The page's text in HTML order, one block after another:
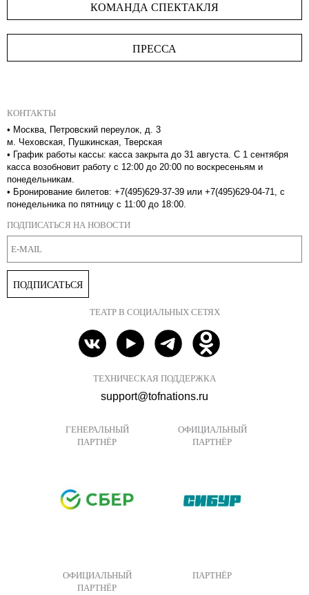
КОМАНДА СПЕКТАКЛЯ
ПРЕССА
КОНТАКТЫ
• Москва, Петровский переулок, д. 3
м. Чеховская, Пушкинская, Тверская
• График работы кассы: касса закрыта до 31 августа. С 1 сентября
касса возобновит работу с 12:00 до 20:00 по воскресеньям и
понедельникам.
• Бронирование билетов: +7(495)629-37-39 или +7(495)629-04-71, с
понедельника по пятницу с 11:00 до 18:00.
ПОДПИСАТЬСЯ НА НОВОСТИ
ПОДПИСАТЬСЯ
ТЕАТР В СОЦИАЛЬНЫХ СЕТЯХ
ТЕХНИЧЕСКАЯ ПОДДЕРЖКА
support@tofnations.ru
ГЕНЕРАЛЬНЫЙ
ПАРТНЁР
ОФИЦИАЛЬНЫЙ
ПАРТНЁР
ОФИЦИАЛЬНЫЙ
ПАРТНЁР
ПАРТНЁР